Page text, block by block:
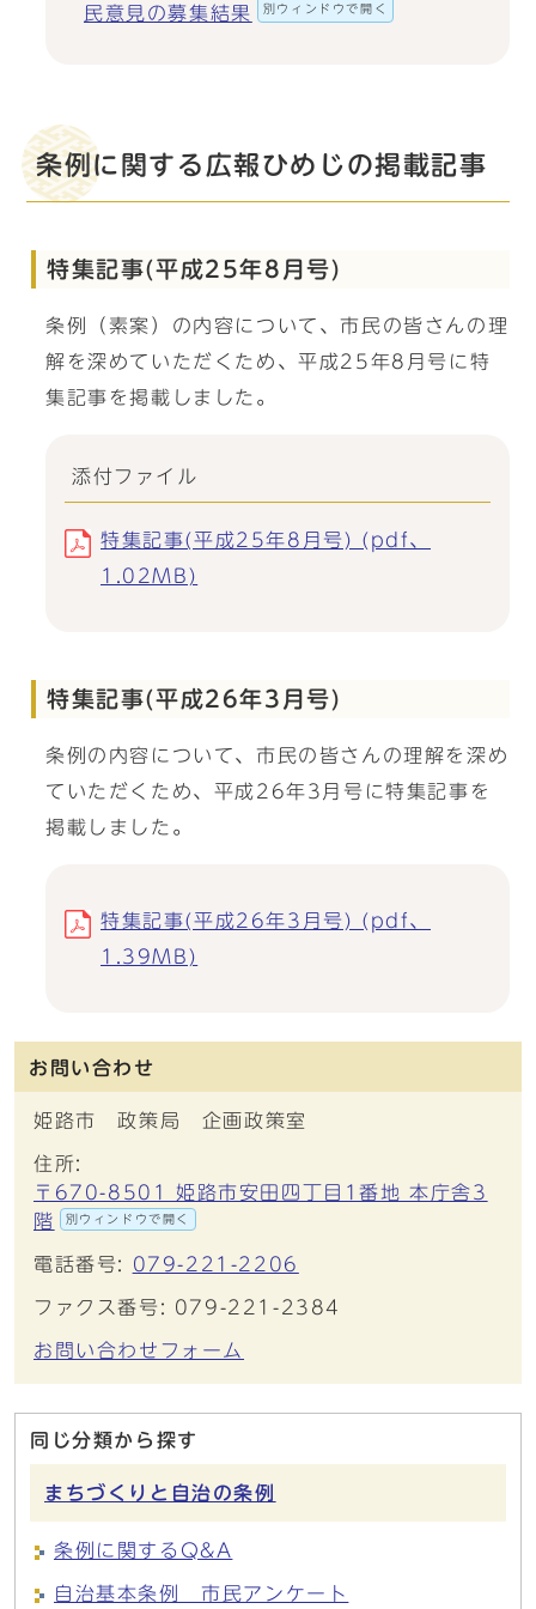
民意見の募集結果 別ウィンドウで開く
条例に関する広報ひめじの掲載記事
特集記事(平成25年8月号)
条例（素案）の内容について、市民の皆さんの理
解を深めていただくため、平成25年8月号に特
集記事を掲載しました。
添付ファイル
特集記事(平成25年8月号) (pdf、
1.02MB)
特集記事(平成26年3月号)
条例の内容について、市民の皆さんの理解を深め
ていただくため、平成26年3月号に特集記事を
掲載しました。
特集記事(平成26年3月号) (pdf、
1.39MB)
お問い合わせ
姫路市 政策局 企画政策室
住所:
〒670-8501 姫路市安田四丁目1番地 本庁舎3
階
別ウィンドウで開く
電話番号: 079-221-2206
ファクス番号: 079-221-2384
お問い合わせフォーム
同じ分類から探す
まちづくりと自治の条例
条例に関するQ&A
自治基本条例 市民アンケート